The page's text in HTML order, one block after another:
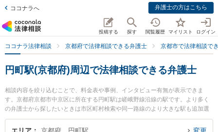
ココナラへ 弁護士の方はこちら
投稿する 探す 閲覧履歴 マイリスト ログイン
ココナラ法律相談 京都府で法律相談できる弁護士 京都市で法律相談で
円町駅(京都府)周辺で法律相談できる弁護士
相談内容を絞り込むことで、料金表や事例、インタビュー有無が表示できま
す。京都府京都市中京区に所在する円町駅は嵯峨野線沿線の駅です。より多く
の弁護士から探したいときは市区町村検索や同一路線のより大きな駅も追加選
択して探すと良いでしょう。特に各弁護士のプロフィール情報や弁護士費用、
強みなどが注目されています。『消費者金融の債務整理のトラブルを勤務先か